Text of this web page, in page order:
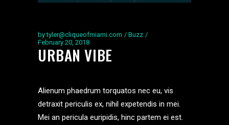
bytyler@cliqueofmiami.com
Buzz
February 20, 2018
URBAN VIBE
Alienum phaedrum torquatos nec eu, vis
detraxit periculis ex, nihil expetendis in mei.
Mei an pericula euripidis, hinc partem ei est.